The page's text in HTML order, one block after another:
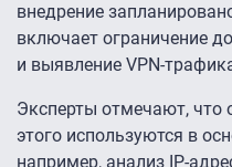
внедрение
включает ограничение
и выявление VPN-
Эксперты отмечают, что
этого используются в
например, анализ IP-